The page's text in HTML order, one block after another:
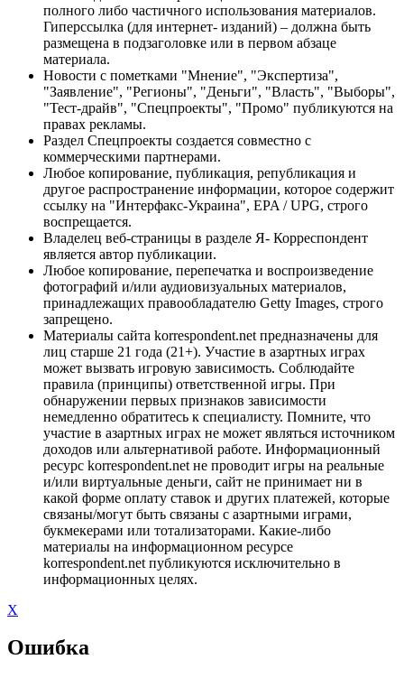
полного либо частичного использования материалов.
Гиперссылка (для интернет- изданий) – должна быть
размещена в подзаголовке или в первом абзаце
материала.
Новости с пометками "Мнение", "Экспертиза",
"Заявление", "Регионы", "Деньги", "Власть", "Выборы",
"Тест-драйв", "Спецпроекты", "Промо" публикуются на
правах рекламы.
Раздел Спецпроекты создается совместно с
коммерческими партнерами.
Любое копирование, публикация, републикация и
другое распространение информации, которое содержит
ссылку на "Интерфакс-Украина", EPA / UPG, строго
воспрещается.
Владелец веб-страницы в разделе Я- Корреспондент
является автор публикации.
Любое копирование, перепечатка и воспроизведение
фотографий и/или аудиовизуальных материалов,
принадлежащих правообладателю Getty Images, строго
запрещено.
Материалы сайта korrespondent.net предназначены для
лиц старше 21 года (21+). Участие в азартных играх
может вызвать игровую зависимость. Соблюдайте
правила (принципы) ответственной игры. При
обнаружении первых признаков зависимости
немедленно обратитесь к специалисту. Помните, что
участие в азартных играх не может являться источником
доходов или альтернативой работе. Информационный
ресурс korrespondent.net не проводит игры на реальные
и/или виртуальные деньги, сайт не принимает ни в
какой форме оплату ставок и других платежей, которые
связаны/могут быть связаны с азартными играми,
букмекерами или тотализаторами. Какие-либо
материалы на информационном ресурсе
korrespondent.net публикуются исключительно в
информационных целях.
X
Ошибка